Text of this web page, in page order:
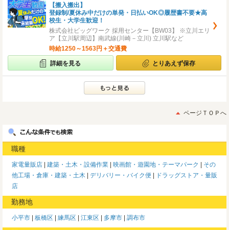
【搬入搬出】
登録制/夏休み中だけの単発・日払いOK◎履歴書不要★高
校生・大学生歓迎！
株式会社ビッグワーク 採用センター【BW03】 ※立川エリ
ア【立川駅周辺】南武線(川崎－立川) 立川駅など
時給1250～1563円＋交通費
詳細を見る とりあえず保存
ページＴＯＰへ
職種
家電量販店 建築・土木・設備作業 映画館・遊園地・テーマパーク
その
他工場・倉庫・建築・土木
デリバリー・バイク便
ドラッグストア・量販
店
勤務地
小平市 板橋区 練馬区 江東区 多摩市 調布市